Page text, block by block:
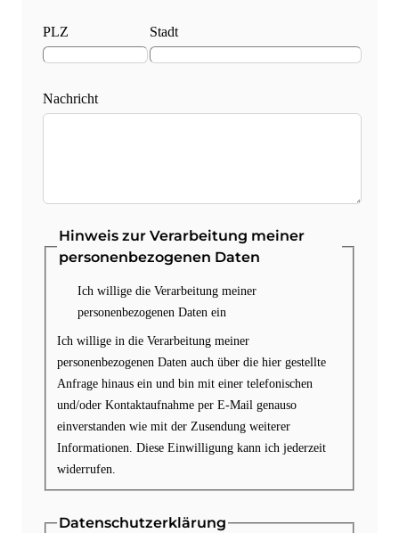
PLZ Stadt
Nachricht
Hinweis zur Verarbeitung meiner
personenbezogenen Daten
Ich willige die Verarbeitung meiner
personenbezogenen Daten ein
Ich willige in die Verarbeitung meiner
personenbezogenen Daten auch über die hier gestellte
Anfrage hinaus ein und bin mit einer telefonischen
und/oder Kontaktaufnahme per E-Mail genauso
einverstanden wie mit der Zusendung weiterer
Informationen. Diese Einwilligung kann ich jederzeit
widerrufen.
Datenschutzerklärung